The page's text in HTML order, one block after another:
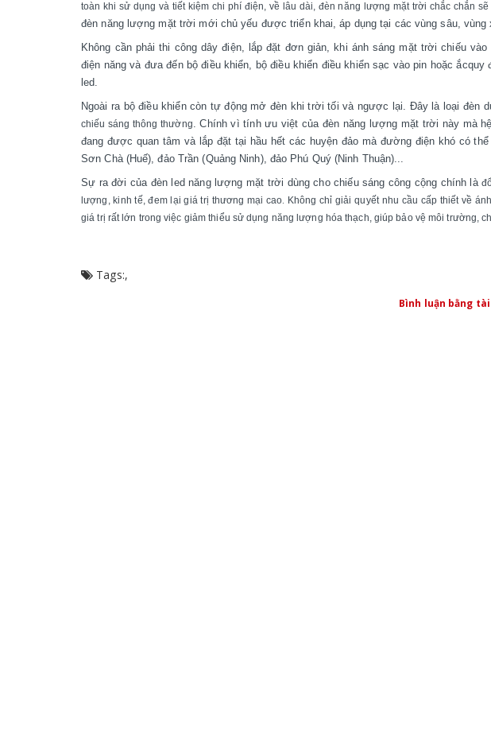
toàn khi sử dụng và tiết kiệm chi phí điện, về lâu dài, đèn năng lượng mặt trời chắc chắn
đèn năng lượng mặt trời mới chủ yếu được triển khai, áp dụng tại các vùng sâu, vùng
Không cần phải thi công dây điện, lắp đặt đơn​ giản, khi ánh sáng mặt trời chiếu
điện năng và đưa đến bộ điều khiển, bộ điều khiển điều khiển sạc vào pin hoặc
led.
Ngoài ra bộ điều khiển còn tự động mở đèn khi trời tối và ngược lại. Đây là loại đèn
chiếu sáng thông thường. Chính vì tính ưu việt của đèn năng lượng mặt trời này mà
đang được quan tâm và lắp đặt tại hầu hết các huyện đảo mà đường điện khó có
Sơn Chà (Huế), đảo Trần (Quảng Ninh), đảo Phú Quý (Ninh Thuận)...
Sự ra đời của đèn led năng lượng mặt trời dùng cho chiếu sáng công cộng chính là
lượng, kinh tế, đem lại giá trị thương mại cao. Không chỉ giải quyết nhu cầu cấp thiết về
giá trị rất lớn trong việc giảm thiểu sử dụng năng lượng hóa thạch, giúp bảo vệ môi trường,
Tags:,
Bình luận bằng